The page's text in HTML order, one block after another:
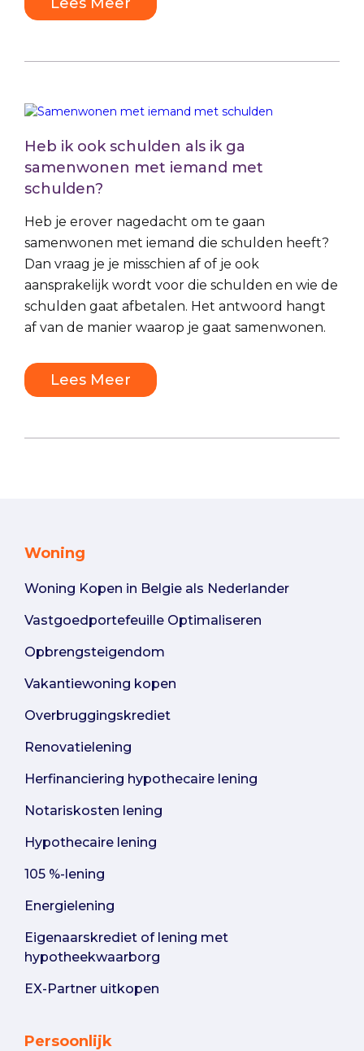
Heb ik ook schulden als ik ga
samenwonen met iemand met
schulden?
Heb je erover nagedacht om te gaan
samenwonen met iemand die schulden heeft?
Dan vraag je je misschien af of je ook
aansprakelijk wordt voor die schulden en wie de
schulden gaat afbetalen. Het antwoord hangt
af van de manier waarop je gaat samenwonen.
Lees Meer
Woning
Woning Kopen in Belgie als Nederlander
Vastgoedportefeuille Optimaliseren
Opbrengsteigendom
Vakantiewoning kopen
Overbruggingskrediet
Renovatielening
Herfinanciering hypothecaire lening
Notariskosten lening
Hypothecaire lening
105 %-lening
Energielening
Eigenaarskrediet of lening met
hypotheekwaarborg
EX-Partner uitkopen
Persoonlijk